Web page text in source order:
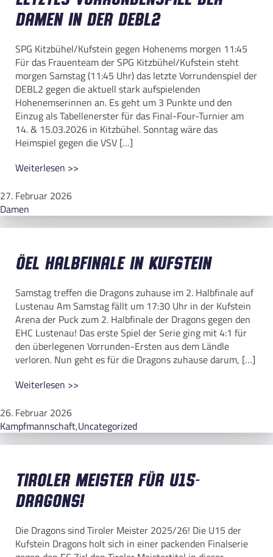
Damen in der DEBL2
SPG Kitzbühel/Kufstein gegen Hohenems morgen 11:45
Für das Frauenteam der SPG Kitzbühel/Kufstein steht
morgen Samstag (11:45 Uhr) das letzte Vorrundenspiel der
DEBL2 gegen die aktuell stark aufspielenden
Hohenemserinnen an. Es geht um 3 Punkte und den
Einzug als Tabellenerster für das Final-Four-Turnier am
14. & 15.03.2026 in Kitzbühel. Sonntag wäre das
Heimspiel gegen die VSV […]
Weiterlesen >>
27. Februar 2026
Damen
ÖEL Halbfinale in Kufstein
Samstag treffen die Dragons zuhause im 2. Halbfinale auf
Lustenau Am Samstag fällt um 17:30 Uhr in der Kufstein
Arena der Puck zum 2. Halbfinale der Dragons gegen den
EHC Lustenau! Das erste Spiel der Serie ging mit 4:1 für
den überlegenen Vorrunden-Ersten aus dem Ländle
verloren. Nun geht es für die Dragons zuhause darum, […]
Weiterlesen >>
26. Februar 2026
Kampfmannschaft,Uncategorized
Tiroler Meister für U15-
Dragons!
Die Dragons sind Tiroler Meister 2025/26! Die U15 der
Kufstein Dragons holt sich in einer packenden Finalserie